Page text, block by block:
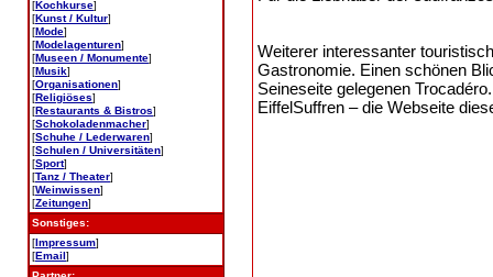
[Kochkurse]
[Kunst / Kultur]
[Mode]
[Modelagenturen]
[Museen / Monumente]
[Musik]
[Organisationen]
[Religiöses]
[Restaurants & Bistros]
[Schokoladenmacher]
[Schuhe / Lederwaren]
[Schulen / Universitäten]
[Sport]
[Tanz / Theater]
[Weinwissen]
[Zeitungen]
Sonstiges:
[Impressum]
[Email]
Weiterer interessanter
Gastronomie. Einen schönen
Seineseite gelegenen
EiffelSuffren – die Webseite